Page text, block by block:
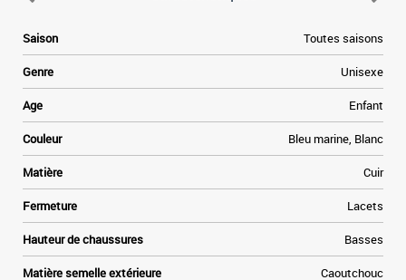
Saison Toutes saisons
Genre Unisexe
Age Enfant
Couleur Bleu marine, Blanc
Matière Cuir
Fermeture Lacets
Hauteur de chaussures Basses
Matière semelle extérieure Caoutchouc